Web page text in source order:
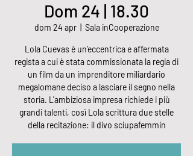
Dom 24 | 18.30
dom 24 apr
  |
Sala inCooperazione
Lola Cuevas è un'eccentrica e affermata
regista a cui è stata commissionata la regia di
un film da un imprenditore miliardario
megalomane deciso a lasciare il segno nella
storia. L'ambiziosa impresa richiede i più
grandi talenti, così Lola scrittura due stelle
della recitazione: il divo sciupafemmin